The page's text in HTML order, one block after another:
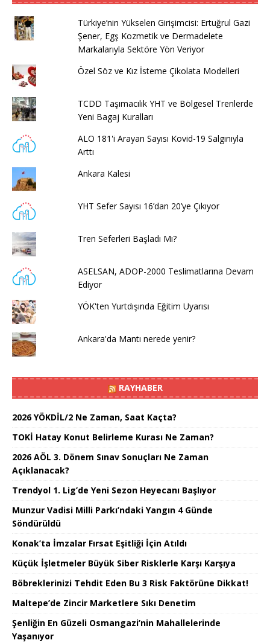
Türkiye’nin Yükselen Girişimcisi: Ertuğrul Gazi
Şener, Egş Kozmetik ve Dermadelete
Markalarıyla Sektöre Yön Veriyor
Özel Söz ve Kız İsteme Çikolata Modelleri
TCDD Taşımacılık YHT ve Bölgesel Trenlerde
Yeni Bagaj Kuralları
ALO 181'i Arayan Sayısı Kovid-19 Salgınıyla
Arttı
Ankara Kalesi
YHT Sefer Sayısı 16’dan 20’ye Çıkıyor
Tren Seferleri Başladı Mı?
ASELSAN, ADOP-2000 Teslimatlarına Devam
Ediyor
YÖK'ten Yurtdışında Eğitim Uyarısı
Ankara'da Mantı nerede yenir?
RAYHABER
2026 YÖKDİL/2 Ne Zaman, Saat Kaçta?
TOKİ Hatay Konut Belirleme Kurası Ne Zaman?
2026 AÖL 3. Dönem Sınav Sonuçları Ne Zaman
Açıklanacak?
Trendyol 1. Lig’de Yeni Sezon Heyecanı Başlıyor
Munzur Vadisi Milli Parkı’ndaki Yangın 4 Günde
Söndürüldü
Konak’ta İmzalar Fırsat Eşitliği İçin Atıldı
Küçük İşletmeler Büyük Siber Risklerle Karşı Karşıya
Böbreklerinizi Tehdit Eden Bu 3 Risk Faktörüne Dikkat!
Maltepe’de Zincir Marketlere Sıkı Denetim
Şenliğin En Güzeli Osmangazi’nin Mahallelerinde
Yaşanıyor